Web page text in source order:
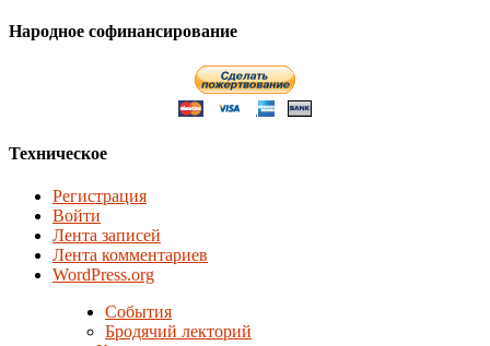
Народное софинансирование
Техническое
Регистрация
Войти
Лента записей
Лента комментариев
WordPress.org
События
Бродячий лекторий